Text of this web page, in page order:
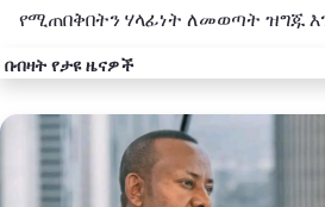
የሚጠበቅበትን ሃላፊነት ለመወጣት ዝግጁ
በብዛት የታዩ ዜናዎች